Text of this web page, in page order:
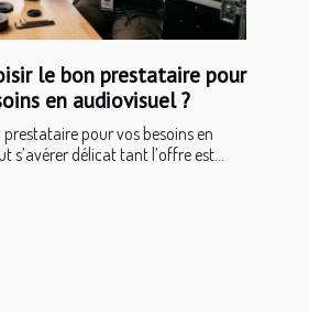
le bon prestataire pour
en audiovisuel ?
prestataire pour vos besoins en
s’avérer délicat tant l’offre est...